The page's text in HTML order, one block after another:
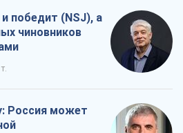
победит (NSJ), а
чиновников
Россия может